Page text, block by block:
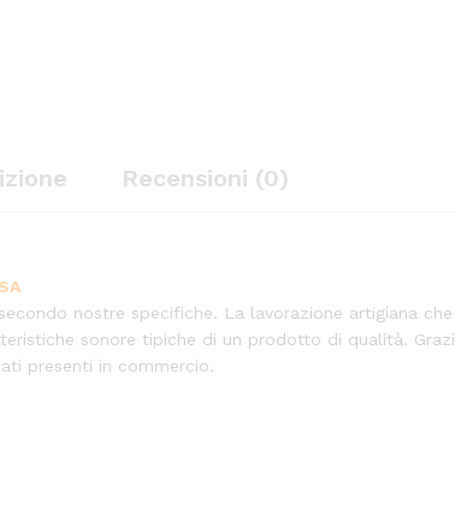
Recensioni (0)
nostre specifiche. La lavorazione artigiana
sonore tipiche di un prodotto di qualità.
presenti in commercio.